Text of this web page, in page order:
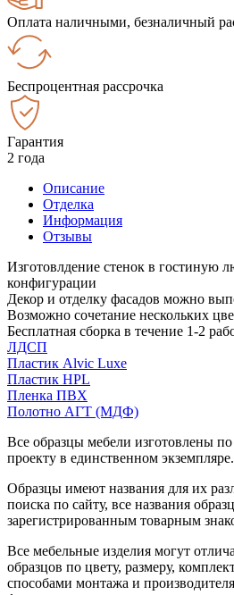
Оплата наличными, безналичный
Беспроцентная рассрочка
Гарантия
2 года
Описание
Отделка
Информация
Отзывы
Изготовлдение стенок в гостиную
конфигурации
Декор и отделку фасадов можно
Возможно сочетание нескольких
Бесплатная сборка в течение 1-2
ЛДСП
Пластик Alvic Luxe
Пластик HPL
Пленка ПВХ
Полотно АГТ (МДФ)
Все образцы мебели изготовлены
проекту в единственном экземпляре.
Образцы имеют названия для их
поиска по сайту, все названия
зарегистрированным товарным
Все мебельные изделия могут
образцов по цвету, размеру,
способами монтажа и